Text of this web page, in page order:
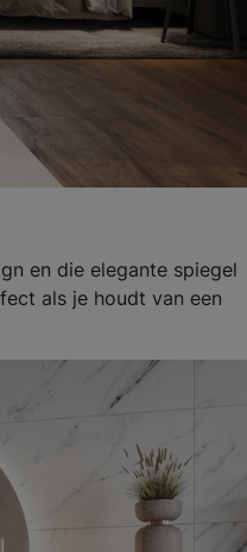
en die elegante spiegel
als je houdt van een